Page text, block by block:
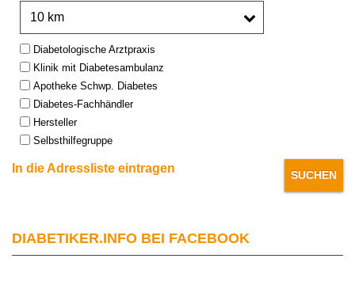
Type:Diabetologische Arztpraxis
Klinik mit Diabetesambulanz
Apotheke Schwp. Diabetes
Diabetes-Fachhändler
Hersteller
Selbsthilfegruppe
In die Adressliste eintragen
DIABETIKER.INFO BEI FACEBOOK